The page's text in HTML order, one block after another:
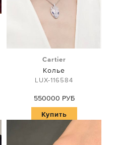
Cartier
Колье
LUX-116584
550000 РУБ
Купить